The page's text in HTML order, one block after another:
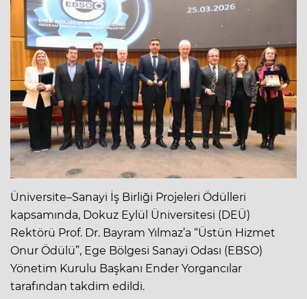
Üniversite–Sanayi İş Birliği Projeleri Ödülleri
kapsamında, Dokuz Eylül Üniversitesi (DEÜ)
Rektörü Prof. Dr. Bayram Yılmaz’a “Üstün Hizmet
Onur Ödülü”, Ege Bölgesi Sanayi Odası (EBSO)
Yönetim Kurulu Başkanı Ender Yorgancılar
tarafından takdim edildi.